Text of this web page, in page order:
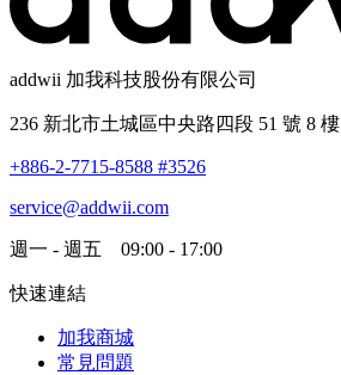
addwii 加我科技股份有限公司
236 新北市土城區中央路四段 51 號 8 樓
+886-2-7715-8588 #3526
service@addwii.com
週一 - 週五 09:00 - 17:00
快速連結
加我商城
常見問題